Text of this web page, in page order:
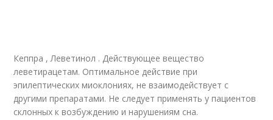
Кеппра , Леветинол . Действующее вещество
леветирацетам. Оптимальное действие при
эпилептических миоклониях, не взаимодействует с
другими препаратами. Не следует применять у пациентов
склонных к возбуждению и нарушениям сна.